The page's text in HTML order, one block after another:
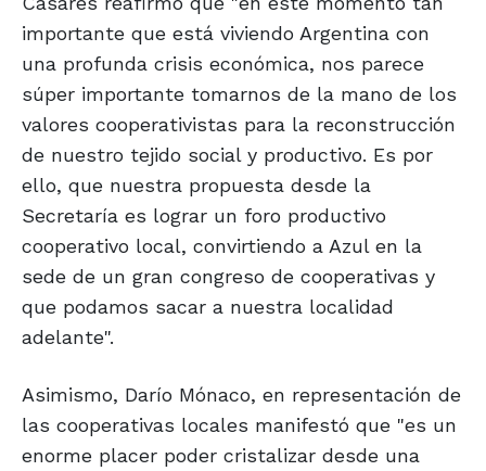
importante que está viviendo Argentina con
una profunda crisis económica, nos parece
súper importante tomarnos de la mano de los
valores cooperativistas para la reconstrucción
de nuestro tejido social y productivo. Es por
ello, que nuestra propuesta desde la
Secretaría es lograr un foro productivo
cooperativo local, convirtiendo a Azul en la
sede de un gran congreso de cooperativas y
que podamos sacar a nuestra localidad
adelante".
Asimismo, Darío Mónaco, en representación de
las cooperativas locales manifestó que "es un
enorme placer poder cristalizar desde una